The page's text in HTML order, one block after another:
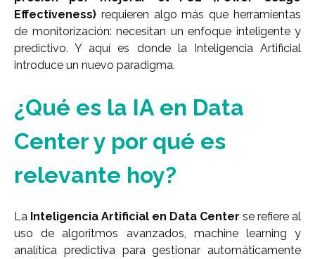
Effectiveness) requieren algo más que herramientas
de monitorización: necesitan un enfoque inteligente y
predictivo. Y aquí es donde la Inteligencia Artificial
introduce un nuevo paradigma.
¿Qué es la IA en Data
Center y por qué es
relevante hoy?
La Inteligencia Artificial en Data Center se refiere al
uso de algoritmos avanzados, machine learning y
analítica predictiva para gestionar automáticamente